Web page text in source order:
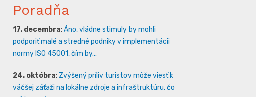
Poradňa
17. decembra: Áno, vládne stimuly by mohli
podporiť malé a stredné podniky v implementácii
normy ISO 45001, čím by...
24. októbra: Zvýšený príliv turistov môže viesť k
väčšej záťaži na lokálne zdroje a infraštruktúru, čo